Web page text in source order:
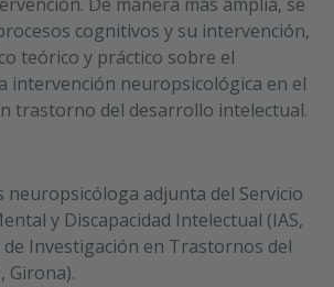
cognitivos y su intervención,
teórico y práctico sobre el
intervención neuropsicológica en el
trastorno del desarrollo intelectual.
neuropsicóloga adjunta del Servicio
y Discapacidad Intelectual (IAS,
Investigación en Trastornos del
Girona).